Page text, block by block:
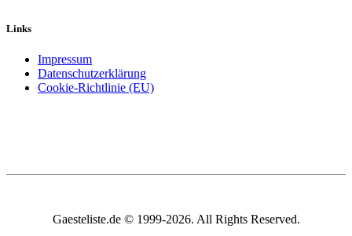
Links
Impressum
Datenschutzerklärung
Cookie-Richtlinie (EU)
Gaesteliste.de © 1999-2026. All Rights Reserved.